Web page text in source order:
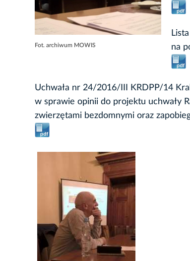
Fot. archiwum MOWIS
na
Uchwała nr 24/2016/III KRDPP/14
w sprawie opinii do projektu uchwały
zwierzętami bezdomnymi oraz